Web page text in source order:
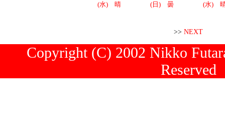
(水) 晴
(日) 曇
(水)
>> NEXT
Copyright (C) 2002 Nikko
Reserved